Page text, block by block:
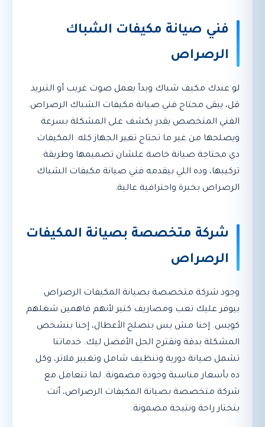
فني صيانة مكيفات الشباك
الرصراص
لو عندك مكيف شباك وبدأ يعمل صوت غريب أو التبريد
قل، يبقى محتاج فني صيانة مكيفات الشباك الرصراص.
الفني المتخصص يقدر يكشف على المشكلة بسرعة
ويصلحها من غير ما تحتاج تغير الجهاز كله. المكيفات
دي محتاجة صيانة خاصة علشان تصميمها وطريقة
تركيبها، وده اللي بيقدمه فني صيانة مكيفات الشباك
الرصراص بخبرة واحترافية عالية.
شركة متخصصة بصيانة المكيفات
الرصراص
وجود شركة متخصصة بصيانة المكيفات الرصراص
بيوفر عليك تعب ومصاريف كتير لأنهم فاهمين شغلهم
كويس. إحنا مش بس بنصلح الأعطال، إحنا بنشخص
المشكلة بدقة ونقترح الحل الأفضل ليك. خدماتنا
تشمل صيانة دورية وتنظيف شامل وتغيير فلاتر، وكل
ده بأسعار مناسبة وجودة مضمونة. لما تتعامل مع
شركة متخصصة بصيانة المكيفات الرصراص، أنت
بتختار راحة ونتيجة مضمونة.